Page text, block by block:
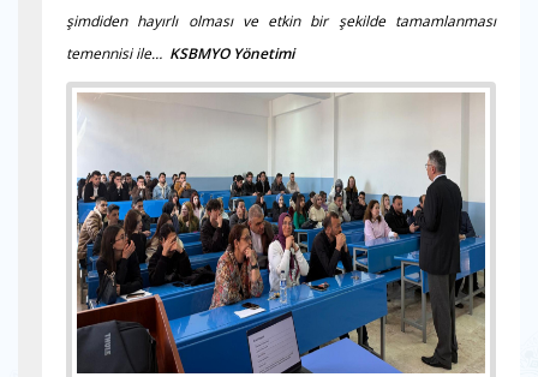
şimdiden hayırlı olması ve etkin bir şekilde tamamlanması
temennisi ile… KSBMYO Yönetimi